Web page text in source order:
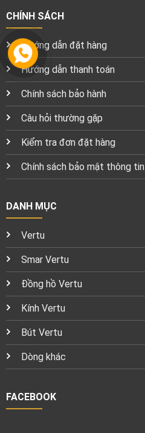
CHÍNH SÁCH
Hướng dẫn đặt hàng
Hướng dẫn thanh toán
Chính sách bảo hành
Câu hỏi thường gặp
Kiểm tra đơn đặt hàng
Chính sách bảo mật thông tin
DANH MỤC
Vertu
Smar Vertu
Đồng hồ Vertu
Kính Vertu
Bút Vertu
Dòng khác
FACEBOOK